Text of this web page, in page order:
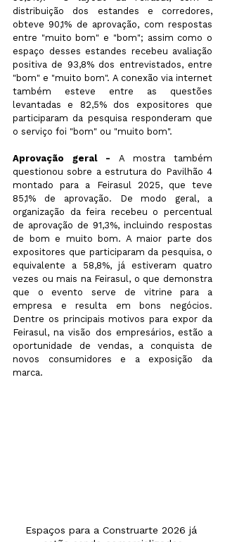
distribuição dos estandes e corredores,
obteve 90,1% de aprovação, com respostas
entre "muito bom" e "bom"; assim como o
espaço desses estandes recebeu avaliação
positiva de 93,8% dos entrevistados, entre
"bom" e "muito bom". A conexão via internet
também esteve entre as questões
levantadas e 82,5% dos expositores que
participaram da pesquisa responderam que
o serviço foi "bom" ou "muito bom".
Aprovação geral - A mostra também
questionou sobre a estrutura do Pavilhão 4
montado para a Feirasul 2025, que teve
85,1% de aprovação. De modo geral, a
organização da feira recebeu o percentual
de aprovação de 91,3%, incluindo respostas
de bom e muito bom. A maior parte dos
expositores que participaram da pesquisa, o
equivalente a 58,8%, já estiveram quatro
vezes ou mais na Feirasul, o que demonstra
que o evento serve de vitrine para a
empresa e resulta em bons negócios.
Dentre os principais motivos para expor da
Feirasul, na visão dos empresários, estão a
oportunidade de vendas, a conquista de
novos consumidores e a exposição da
marca.
Espaços para a Construarte 2026 já